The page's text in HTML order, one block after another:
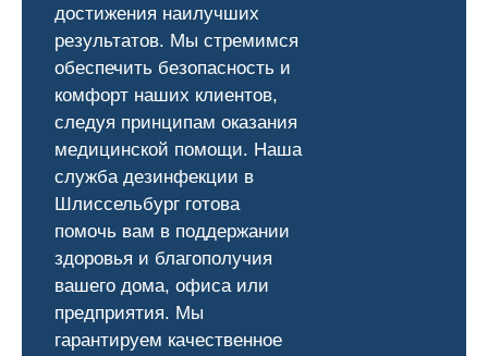
достижения наилучших
результатов. Мы стремимся
обеспечить безопасность и
комфорт наших клиентов,
следуя принципам оказания
медицинской помощи. Наша
служба дезинфекции в
Шлиссельбург готова
помочь вам в поддержании
здоровья и благополучия
вашего дома, офиса или
предприятия. Мы
гарантируем качественное